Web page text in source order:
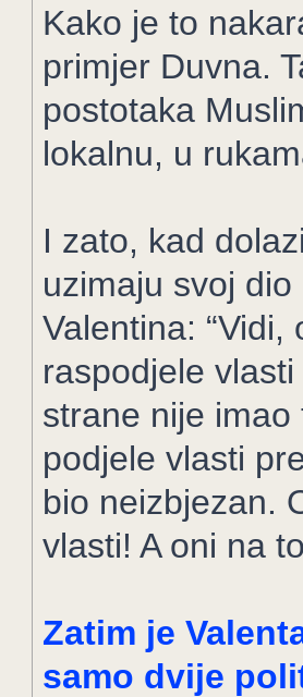
Kako je to
primjer Duvna.
postotaka
lokalnu, u
I zato, kad
uzimaju svoj
Valentina: “Vidi,
raspodjele
strane nije
podjele vlasti
bio neizbjezan.
vlasti! A oni na
Zatim je
samo dvije